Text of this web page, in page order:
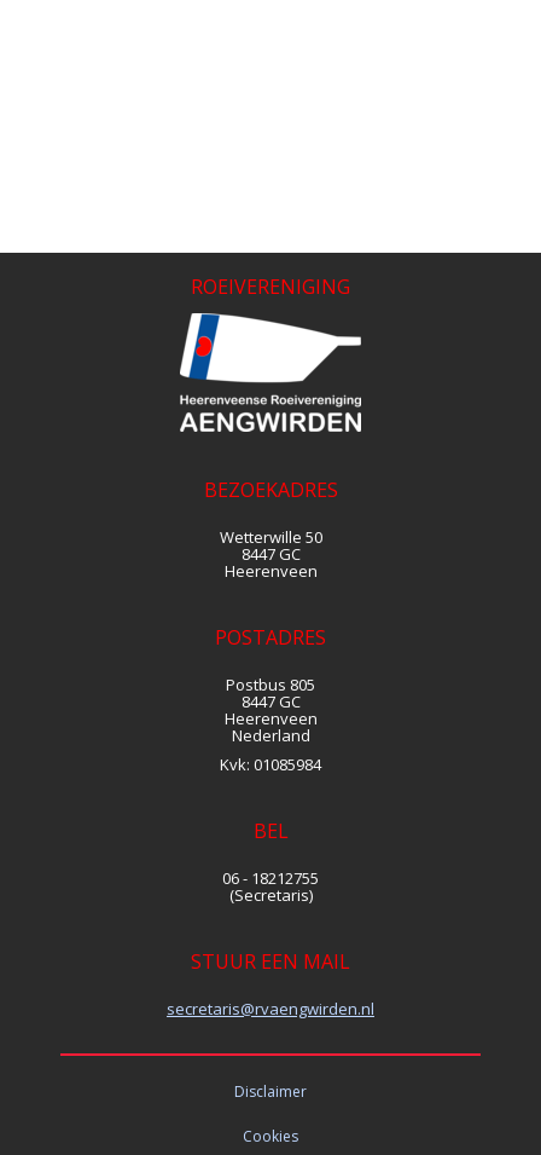
ROEIVERENIGING
BEZOEKADRES
Wetterwille 50
8447 GC
Heerenveen
POSTADRES
Postbus 805
8447 GC
Heerenveen
Nederland
Kvk: 01085984
BEL
06 - 18212755
(Secretaris)
STUUR EEN MAIL
siraterces@rvaengwirden.nl
Disclaimer
Cookies